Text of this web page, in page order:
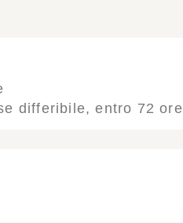
differibile, entro 72 ore